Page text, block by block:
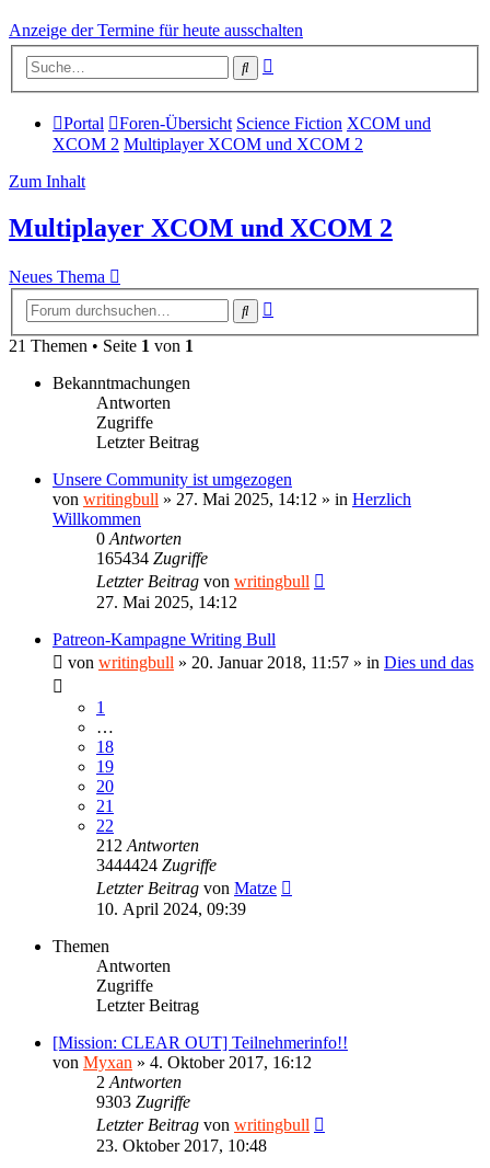
Anzeige der Termine für heute ausschalten
Suche
Portal Foren-Übersicht Science Fiction XCOM und
XCOM 2 Multiplayer XCOM und XCOM 2
Zum Inhalt
Multiplayer XCOM und XCOM 2
Neues Thema
Suche
21 Themen • Seite 1 von 1
Bekanntmachungen
Antworten
Zugriffe
Letzter Beitrag
Unsere Community ist umgezogen
von writingbull » 27. Mai 2025, 14:12 » in Herzlich
Willkommen
0 Antworten
165434 Zugriffe
Letzter Beitrag von writingbull
27. Mai 2025, 14:12
Patreon-Kampagne Writing Bull
von writingbull » 20. Januar 2018, 11:57 » in Dies und das
1
…
18
19
20
21
22
212 Antworten
3444424 Zugriffe
Letzter Beitrag von Matze
10. April 2024, 09:39
Themen
Antworten
Zugriffe
Letzter Beitrag
[Mission: CLEAR OUT] Teilnehmerinfo!!
von Myxan » 4. Oktober 2017, 16:12
2 Antworten
9303 Zugriffe
Letzter Beitrag von writingbull
23. Oktober 2017, 10:48